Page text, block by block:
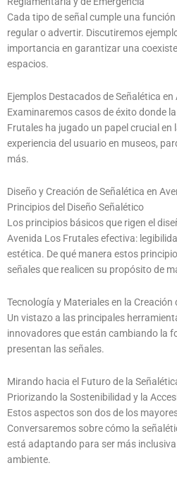
Cada tipo de señal cumple una
regular o advertir. Discutiremos
importancia en garantizar una
espacios.
Ejemplos Destacados de Señalética
Examinaremos casos de éxito donde
Frutales ha jugado un papel crucial en
experiencia del usuario en museos,
más.
Diseño y Creación de Señalética en
Principios del Diseño Señalético
Los principios básicos que rigen el
Avenida Los Frutales efectiva:
estética. De qué manera estos
señales que realicen su propósito de
Tecnología y Materiales en la Creación
Un vistazo a las principales
innovadores que están cambiando la
presentan las señales.
Mirando hacia el Futuro de la
Priorizando la Sostenibilidad y la
Estos aspectos son dos de los
Conversaremos sobre cómo la
está adaptando para ser más
ambiente.